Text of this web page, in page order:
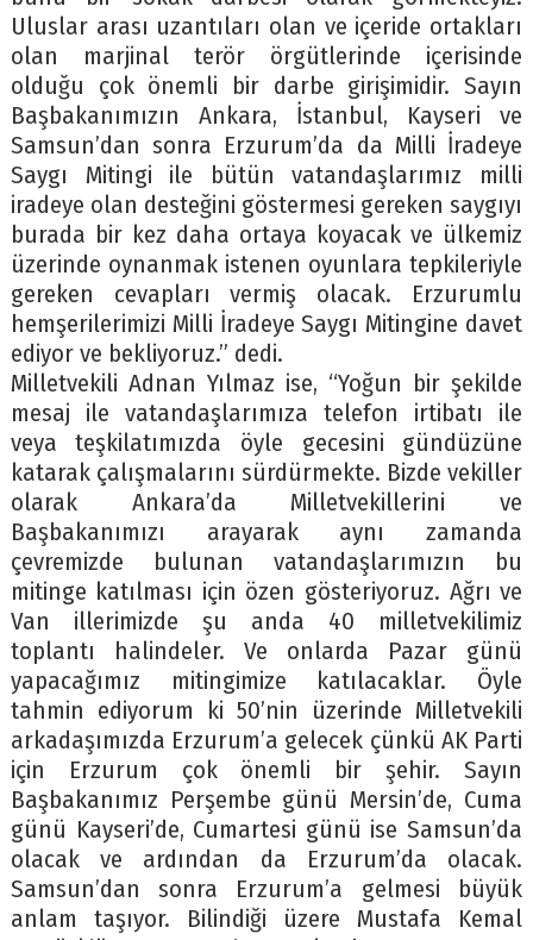
Uluslar arası uzantıları olan ve içeride ortakları
olan marjinal terör örgütlerinde içerisinde
olduğu çok önemli bir darbe girişimidir. Sayın
Başbakanımızın Ankara, İstanbul, Kayseri ve
Samsun’dan sonra Erzurum’da da Milli İradeye
Saygı Mitingi ile bütün vatandaşlarımız milli
iradeye olan desteğini göstermesi gereken saygıyı
burada bir kez daha ortaya koyacak ve ülkemiz
üzerinde oynanmak istenen oyunlara tepkileriyle
gereken cevapları vermiş olacak. Erzurumlu
hemşerilerimizi Milli İradeye Saygı Mitingine davet
ediyor ve bekliyoruz.” dedi.
Milletvekili Adnan Yılmaz ise, “Yoğun bir şekilde
mesaj ile vatandaşlarımıza telefon irtibatı ile
veya teşkilatımızda öyle gecesini gündüzüne
katarak çalışmalarını sürdürmekte. Bizde vekiller
olarak Ankara’da Milletvekillerini ve
Başbakanımızı arayarak aynı zamanda
çevremizde bulunan vatandaşlarımızın bu
mitinge katılması için özen gösteriyoruz. Ağrı ve
Van illerimizde şu anda 40 milletvekilimiz
toplantı halindeler. Ve onlarda Pazar günü
yapacağımız mitingimize katılacaklar. Öyle
tahmin ediyorum ki 50’nin üzerinde Milletvekili
arkadaşımızda Erzurum’a gelecek çünkü AK Parti
için Erzurum çok önemli bir şehir. Sayın
Başbakanımız Perşembe günü Mersin’de, Cuma
günü Kayseri’de, Cumartesi günü ise Samsun’da
olacak ve ardından da Erzurum’da olacak.
Samsun’dan sonra Erzurum’a gelmesi büyük
anlam taşıyor. Bilindiği üzere Mustafa Kemal